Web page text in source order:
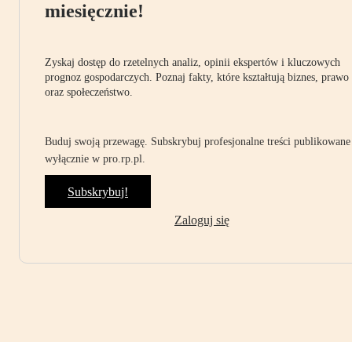
miesięcznie!
Zyskaj dostęp do rzetelnych analiz, opinii ekspertów i kluczowych
prognoz gospodarczych. Poznaj fakty, które kształtują biznes, prawo
oraz społeczeństwo.
Buduj swoją przewagę. Subskrybuj profesjonalne treści publikowane
wyłącznie w pro.rp.pl.
Subskrybuj!
Zaloguj się